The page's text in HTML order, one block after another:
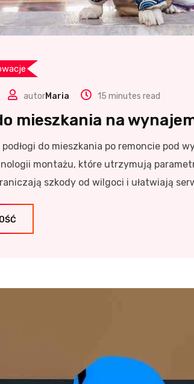
autorMaria 15 minutes read
mieszkania na
podłogi do mieszkania po remoncie pod
montażu, które utrzymują
szkody od wilgoci i ułatwiają